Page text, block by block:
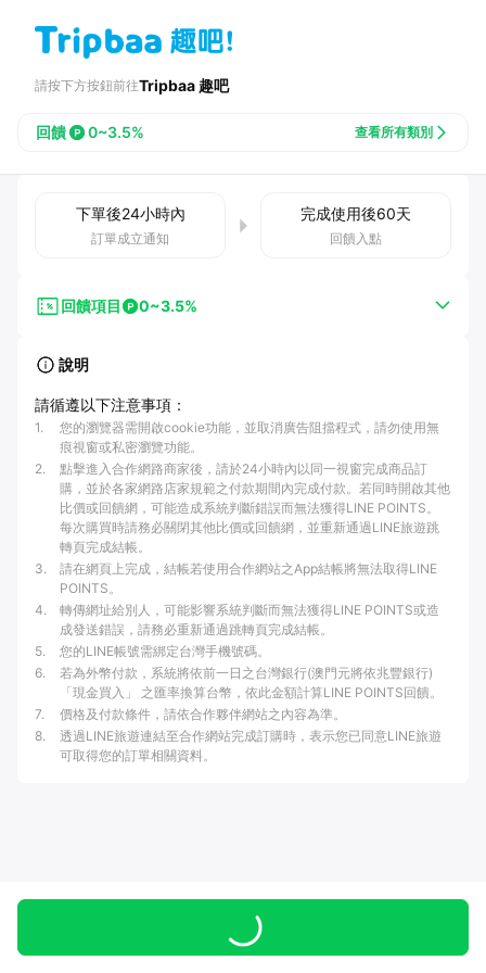
請按下方按鈕前往Tripbaa 趣吧
回饋 0~3.5% 查看所有類別
下單後24小時內
訂單成立通知
完成使用後60天
回饋入點
回饋項目 0~3.5%
說明
請循遵以下注意事項：
1.
您的瀏覽器需開啟cookie功能，並取消廣告阻擋程式，請勿使用無
痕視窗或私密瀏覽功能。
2.
點擊進入合作網路商家後，請於24小時內以同一視窗完成商品訂
購，並於各家網路店家規範之付款期間內完成付款。若同時開啟其他
比價或回饋網，可能造成系統判斷錯誤而無法獲得LINE POINTS。
每次購買時請務必關閉其他比價或回饋網，並重新通過LINE旅遊跳
轉頁完成結帳。
3.
請在網頁上完成，結帳若使用合作網站之App結帳將無法取得LINE
POINTS。
4.
轉傳網址給別人，可能影響系統判斷而無法獲得LINE POINTS或造
成發送錯誤，請務必重新通過跳轉頁完成結帳。
5.
您的LINE帳號需綁定台灣手機號碼。
6.
若為外幣付款，系統將依前一日之台灣銀行(澳門元將依兆豐銀行)
「現金買入」 之匯率換算台幣，依此金額計算LINE POINTS回饋。
7.
價格及付款條件，請依合作夥伴網站之內容為準。
8.
透過LINE旅遊連結至合作網站完成訂購時，表示您已同意LINE旅遊
可取得您的訂單相關資料。